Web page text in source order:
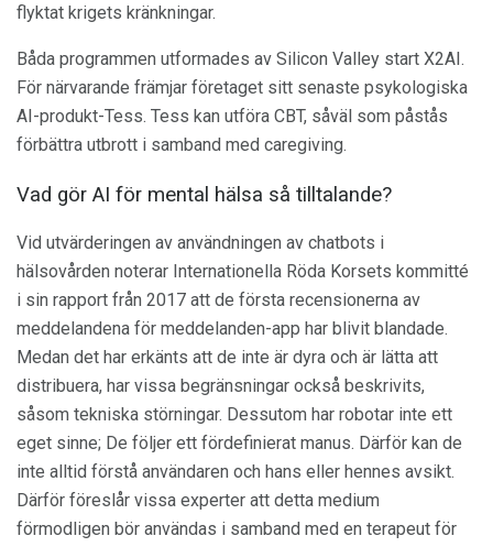
flyktat krigets kränkningar.
Båda programmen utformades av Silicon Valley start X2AI.
För närvarande främjar företaget sitt senaste psykologiska
AI-produkt-Tess. Tess kan utföra CBT, såväl som påstås
förbättra utbrott i samband med caregiving.
Vad gör AI för mental hälsa så tilltalande?
Vid utvärderingen av användningen av chatbots i
hälsovården noterar Internationella Röda Korsets kommitté
i sin rapport från 2017 att de första recensionerna av
meddelandena för meddelanden-app har blivit blandade.
Medan det har erkänts att de inte är dyra och är lätta att
distribuera, har vissa begränsningar också beskrivits,
såsom tekniska störningar. Dessutom har robotar inte ett
eget sinne; De följer ett fördefinierat manus. Därför kan de
inte alltid förstå användaren och hans eller hennes avsikt.
Därför föreslår vissa experter att detta medium
förmodligen bör användas i samband med en terapeut för